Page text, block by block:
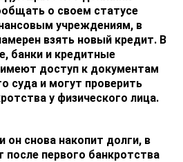
о своем статусе
учреждениям, в
взять новый кредит. В
банки и кредитные
имеют доступ к документам
суда и могут проверить
у физического лица.
он снова накопит долги, в
после первого банкротства